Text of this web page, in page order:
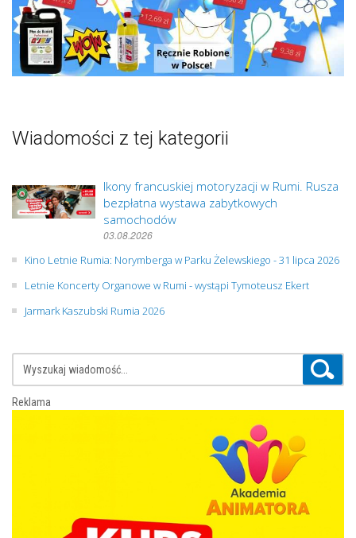
Wiadomości z tej kategorii
Ikony francuskiej motoryzacji w Rumi. Rusza
bezpłatna wystawa zabytkowych
samochodów
03.08.2026
Kino Letnie Rumia: Norymberga w Parku Żelewskiego - 31 lipca 2026
Letnie Koncerty Organowe w Rumi - wystąpi Tymoteusz Ekert
Jarmark Kaszubski Rumia 2026
Reklama